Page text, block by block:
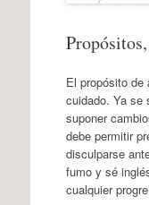
El propósito de
cuidado. Ya se
suponer
debe permitir
disculparse
fumo y sé
cualquier